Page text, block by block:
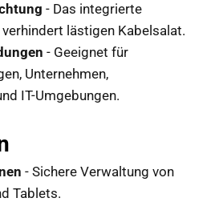
- Das integrierte
lästigen Kabelsalat.
- Geeignet für
Unternehmen,
IT-Umgebungen.
- Sichere Verwaltung von
Tablets.